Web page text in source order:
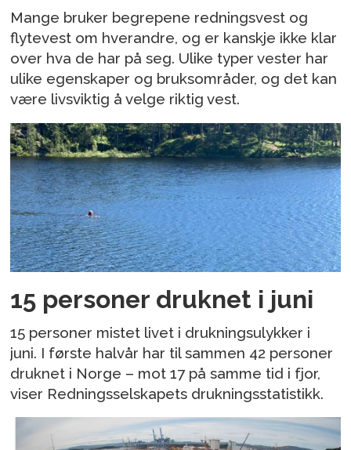
Mange bruker begrepene redningsvest og
flytevest om hverandre, og er kanskje ikke klar
over hva de har på seg. Ulike typer vester har
ulike egenskaper og bruksområder, og det kan
være livsviktig å velge riktig vest.
15 personer druknet i juni
15 personer mistet livet i drukningsulykker i
juni. I første halvår har til sammen 42 personer
druknet i Norge – mot 17 på samme tid i fjor,
viser Redningsselskapets drukningsstatistikk.